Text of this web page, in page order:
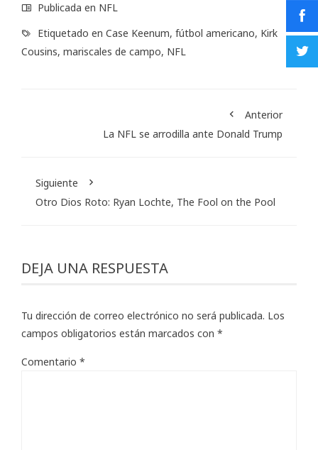
Publicada en NFL
Etiquetado en Case Keenum, fútbol americano, Kirk
Cousins, mariscales de campo, NFL
Anterior
La NFL se arrodilla ante Donald Trump
Siguiente
Otro Dios Roto: Ryan Lochte, The Fool on the Pool
DEJA UNA RESPUESTA
Tu dirección de correo electrónico no será publicada. Los
campos obligatorios están marcados con *
Comentario *